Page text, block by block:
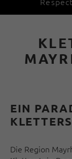
EIN
Die Region